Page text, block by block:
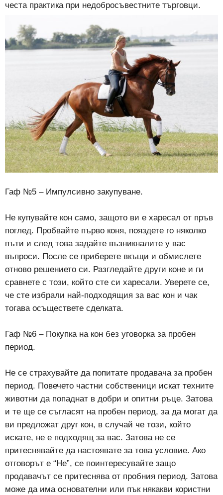
честа практика при недобросъвестните търговци.
Гаф №5 – Импулсивно закупуване.
Не купувайте кон само, защото ви е харесал от пръв
поглед. Пробвайте първо коня, пояздете го няколко
пъти и след това задайте възникналите у вас
въпроси. После се приберете вкъщи и обмислете
отново решението си. Разгледайте други коне и ги
сравнете с този, който сте си харесали. Уверете се,
че сте избрали най-подходящия за вас кон и чак
тогава осъществете сделката.
Гаф №6 – Покупка на кон без уговорка за пробен
период.
Не се страхувайте да попитате продавача за пробен
период. Повечето частни собственици искат техните
животни да попаднат в добри и опитни ръце. Затова
и те ще се съгласят на пробен период, за да могат да
ви предложат друг кон, в случай че този, който
искате, не е подходящ за вас. Затова не се
притеснявайте да настоявате за това условие. Ако
отговорът е “Не”, се поинтересувайте защо
продавачът се притеснява от пробния период. Затова
може да има основателни или пък някакви користни